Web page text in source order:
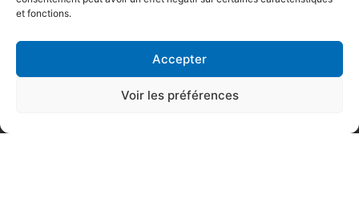
et fonctions.
Accepter
Voir les préférences